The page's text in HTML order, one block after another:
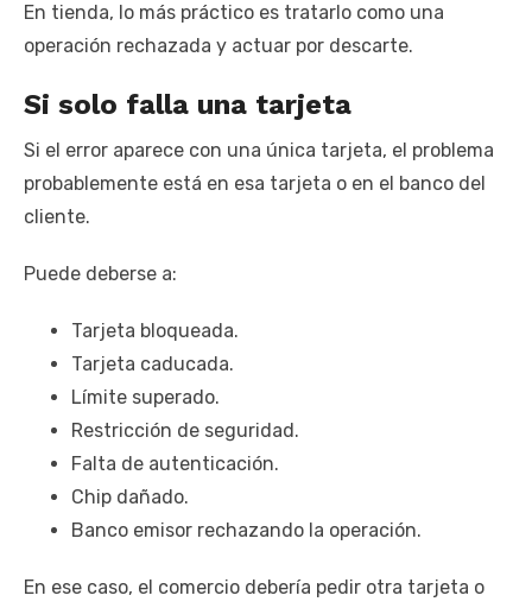
En tienda, lo más práctico es tratarlo como una
operación rechazada y actuar por descarte.
Si solo falla una tarjeta
Si el error aparece con una única tarjeta, el problema
probablemente está en esa tarjeta o en el banco del
cliente.
Puede deberse a:
Tarjeta bloqueada.
Tarjeta caducada.
Límite superado.
Restricción de seguridad.
Falta de autenticación.
Chip dañado.
Banco emisor rechazando la operación.
En ese caso, el comercio debería pedir otra tarjeta o